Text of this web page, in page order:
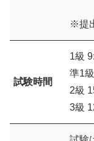
※提
試験時間
1級
準1
2級
3級